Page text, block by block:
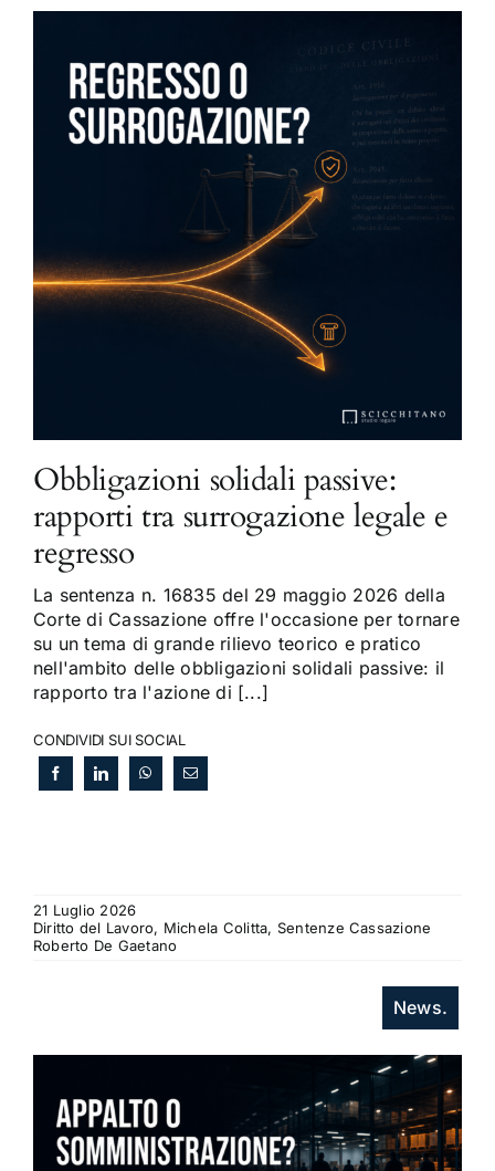
Obbligazioni solidali passive:
rapporti tra surrogazione legale e
regresso
La sentenza n. 16835 del 29 maggio 2026 della
Corte di Cassazione offre l'occasione per tornare
su un tema di grande rilievo teorico e pratico
nell'ambito delle obbligazioni solidali passive: il
rapporto tra l'azione di [...]
CONDIVIDI SUI SOCIAL
21 Luglio 2026
Diritto del Lavoro, Michela Colitta, Sentenze Cassazione
Roberto De Gaetano
News.